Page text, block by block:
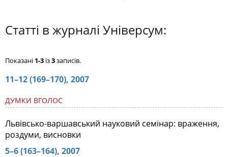
Статті в журналі Універсум:
Показані 1-3 із3записів.
11–12 (169–170), 2007
ДУМКИ ВГОЛОС
Львівсько-варшавський науковий семінар: враження,
роздуми, висновки
5–6 (163–164), 2007